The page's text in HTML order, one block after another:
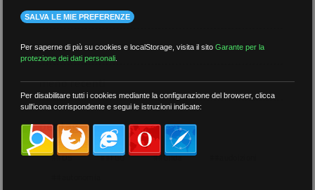
più recenti
meno recenti
per tag
##DS ##FGU ##Gilda
SALVA LE MIE PREFERENZE
Per saperne di più su cookies e localStorage, visita il sitoGarante per la
protezione dei dati personali
Per disabilitare tutti i cookies mediante la configurazione del browser, clicca
sull'icona corrispondente e segui le istruzioni indicate: